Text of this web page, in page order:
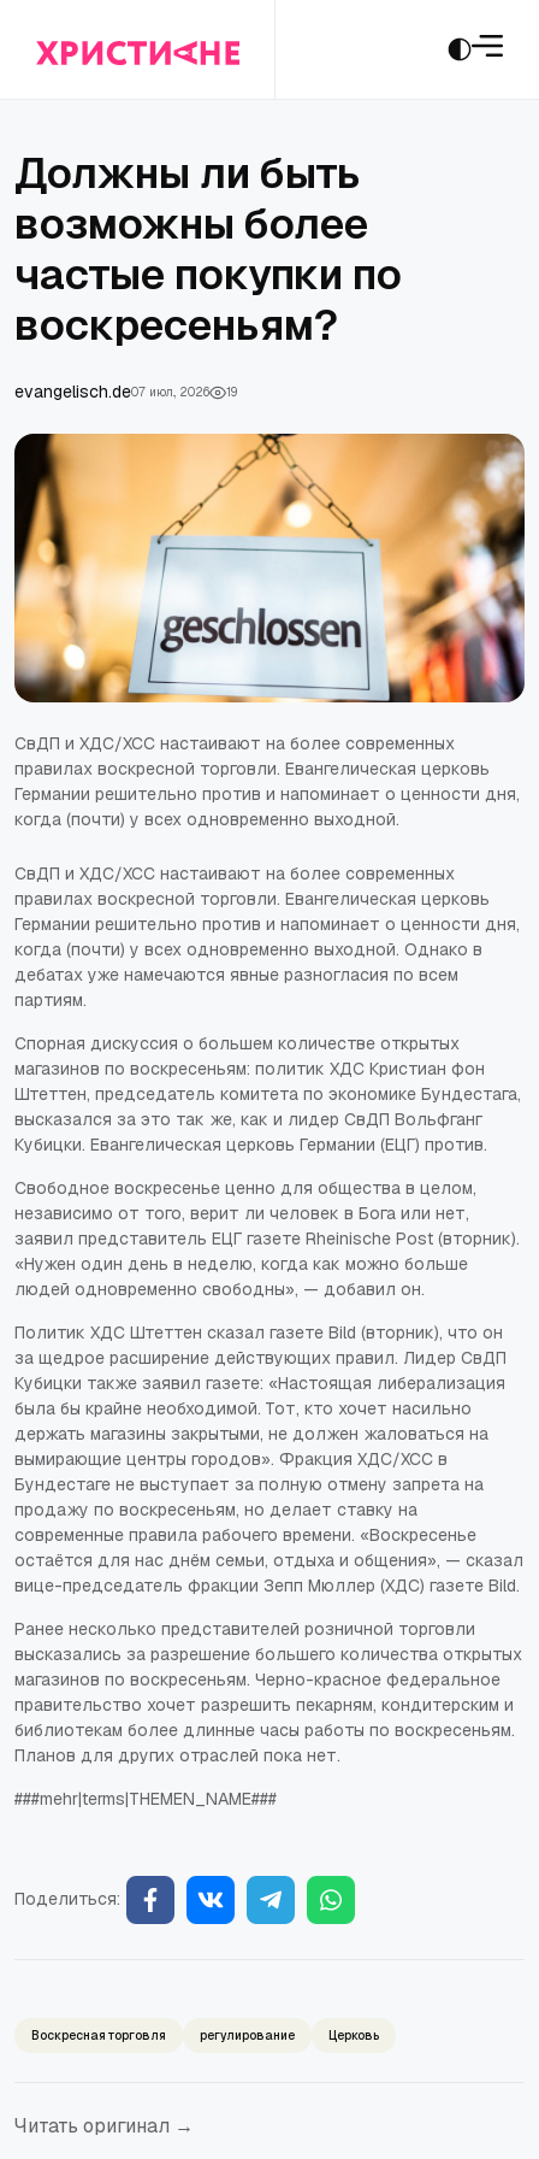
Должны ли быть
возможны более
частые покупки по
воскресеньям?
evangelisch.de07 июл., 2026 19
СвДП и ХДС/ХСС настаивают на более современных
правилах воскресной торговли. Евангелическая церковь
Германии решительно против и напоминает о ценности дня,
когда (почти) у всех одновременно выходной.
СвДП и ХДС/ХСС настаивают на более современных
правилах воскресной торговли. Евангелическая церковь
Германии решительно против и напоминает о ценности дня,
когда (почти) у всех одновременно выходной. Однако в
дебатах уже намечаются явные разногласия по всем
партиям.
Спорная дискуссия о большем количестве открытых
магазинов по воскресеньям: политик ХДС Кристиан фон
Штеттен, председатель комитета по экономике Бундестага,
высказался за это так же, как и лидер СвДП Вольфганг
Кубицки. Евангелическая церковь Германии (ЕЦГ) против.
Свободное воскресенье ценно для общества в целом,
независимо от того, верит ли человек в Бога или нет,
заявил представитель ЕЦГ газете Rheinische Post (вторник).
«Нужен один день в неделю, когда как можно больше
людей одновременно свободны», — добавил он.
Политик ХДС Штеттен сказал газете Bild (вторник), что он
за щедрое расширение действующих правил. Лидер СвДП
Кубицки также заявил газете: «Настоящая либерализация
была бы крайне необходимой. Тот, кто хочет насильно
держать магазины закрытыми, не должен жаловаться на
вымирающие центры городов». Фракция ХДС/ХСС в
Бундестаге не выступает за полную отмену запрета на
продажу по воскресеньям, но делает ставку на
современные правила рабочего времени. «Воскресенье
остаётся для нас днём семьи, отдыха и общения», — сказал
вице-председатель фракции Зепп Мюллер (ХДС) газете Bild.
Ранее несколько представителей розничной торговли
высказались за разрешение большего количества открытых
магазинов по воскресеньям. Черно-красное федеральное
правительство хочет разрешить пекарням, кондитерским и
библиотекам более длинные часы работы по воскресеньям.
Планов для других отраслей пока нет.
###mehr|terms|THEMEN_NAME###
Поделиться:
Воскресная торговля регулирование Церковь
Читать оригинал →